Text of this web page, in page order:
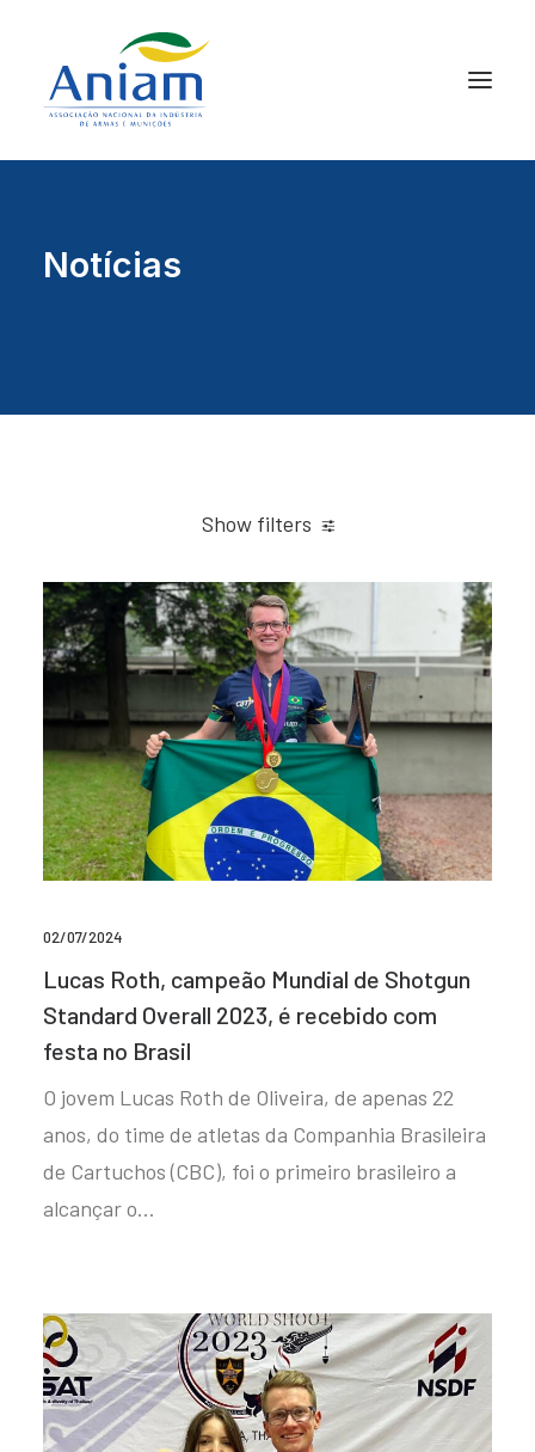
Notícias
Show filters
02/07/2024
Lucas Roth, campeão Mundial de Shotgun
Standard Overall 2023, é recebido com
festa no Brasil
O jovem Lucas Roth de Oliveira, de apenas 22
anos, do time de atletas da Companhia Brasileira
de Cartuchos (CBC), foi o primeiro brasileiro a
alcançar o…